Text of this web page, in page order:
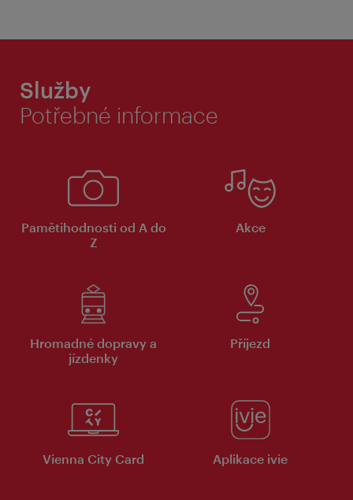
Služby
Potřebné informace
Pamětihodnosti od A do
Z
Akce
Hromadné dopravy a
jízdenky
Příjezd
Vienna City Card Aplikace ivie